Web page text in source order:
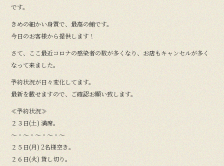
です。
きめの細かい身質で、最高の鮪です。
今日のお客様から提供します！
さて、ここ最近コロナの感染者の数が多くなり、お店もキャンセルが多く
なって来ました。
予約状況が日々変化してます。
最新を載せますので、ご確認お願い致します。
≪予約状況≫
２３日(土) 満席。
〜・〜・〜・〜・〜
２５日(月) 2名様空き。
２６日(火) 貸し切り。